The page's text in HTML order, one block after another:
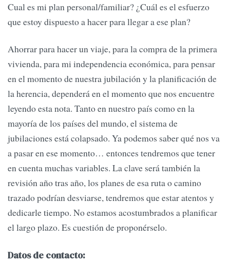
Cual es mi plan personal/familiar? ¿Cuál es el esfuerzo
que estoy dispuesto a hacer para llegar a ese plan?
Ahorrar para hacer un viaje, para la compra de la primera
vivienda, para mi independencia económica, para pensar
en el momento de nuestra jubilación y la planificación de
la herencia, dependerá en el momento que nos encuentre
leyendo esta nota. Tanto en nuestro país como en la
mayoría de los países del mundo, el sistema de
jubilaciones está colapsado. Ya podemos saber qué nos va
a pasar en ese momento… entonces tendremos que tener
en cuenta muchas variables. La clave será también la
revisión año tras año, los planes de esa ruta o camino
trazado podrían desviarse, tendremos que estar atentos y
dedicarle tiempo. No estamos acostumbrados a planificar
el largo plazo. Es cuestión de proponérselo.
Datos de contacto: